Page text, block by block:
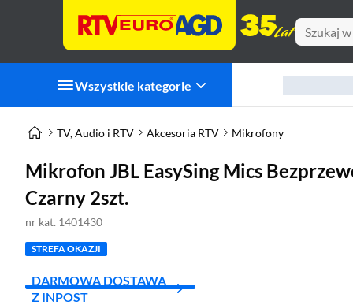
Wszystkie kategorie
TV, Audio i RTV Akcesoria RTV Mikrofony
Mikrofon JBL EasySing Mics
Czarny 2szt.
nr kat. 1401430
STREFA OKAZJI
DARMOWA DOSTAWA
Z INPOST